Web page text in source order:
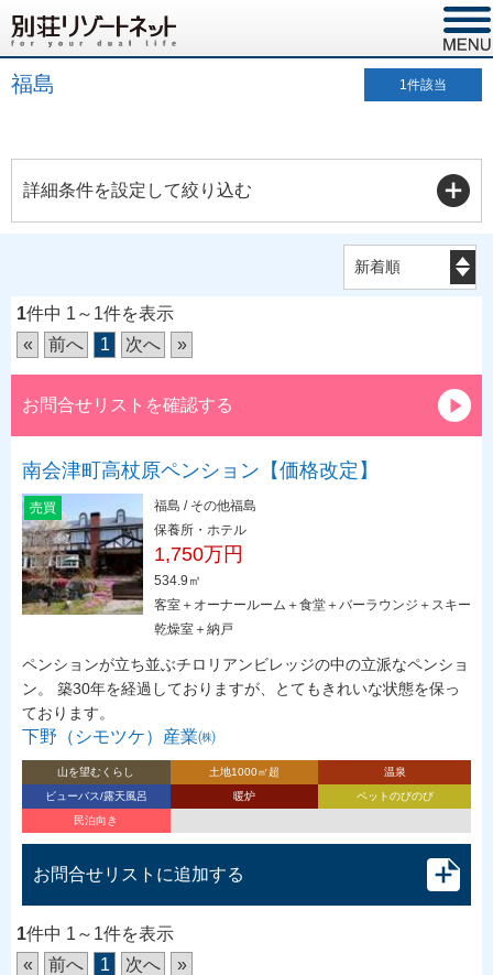
福島 1件該当
詳細条件を設定して絞り込む
1件中 1～1件を表示
«
前へ 1 次へ »
お問合せリストを確認する
南会津町高杖原ペンション【価格改定】
売買
福島 / その他福島
保養所・ホテル
1,750万円
534.9㎡
客室＋オーナールーム＋食堂＋バーラウンジ＋スキー
乾燥室＋納戸
ペンションが立ち並ぶチロリアンビレッジの中の立派なペンショ
ン。 築30年を経過しておりますが、とてもきれいな状態を保っ
ております。
下野（シモツケ）産業㈱
山を望むくらし 土地1000㎡超
温泉
ビューバス/露天風呂
暖炉
ペットのびのび
民泊向き
お問合せリストに追加する
1件中 1～1件を表示
«
前へ 1 次へ »